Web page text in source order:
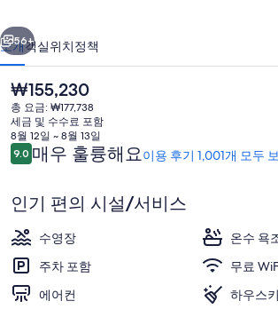
진
갤
러
리
분수
56+
소개객실위치정책
현
재
가
격
은
₩155,230
₩155,230
총 요금: ₩177,738
세금 및 수수료 포함
8월 12일 ~ 8월 13일
이
용
기
9.010점 만점 중 9.0점.
매우 훌륭해요이용 후기 1,001개 모두
인기 편의 시설/서비스
수영장
온수 욕
주차 포함
무료
에어컨
하우스